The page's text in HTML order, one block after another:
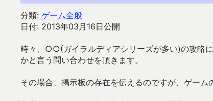
分類: ゲーム全般
日付: 2013年03月16日公開
時々、○○(ガイラルディアシリーズが多い)の攻略
かと言う問い合わせを頂きます。
その場合、掲示板の存在を伝えるのですが、ゲーム